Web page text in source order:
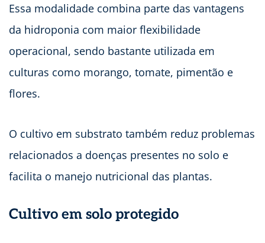
Essa modalidade combina parte das vantagens
da hidroponia com maior flexibilidade
operacional, sendo bastante utilizada em
culturas como morango, tomate, pimentão e
flores.
O cultivo em substrato também reduz problemas
relacionados a doenças presentes no solo e
facilita o manejo nutricional das plantas.
Cultivo em solo protegido